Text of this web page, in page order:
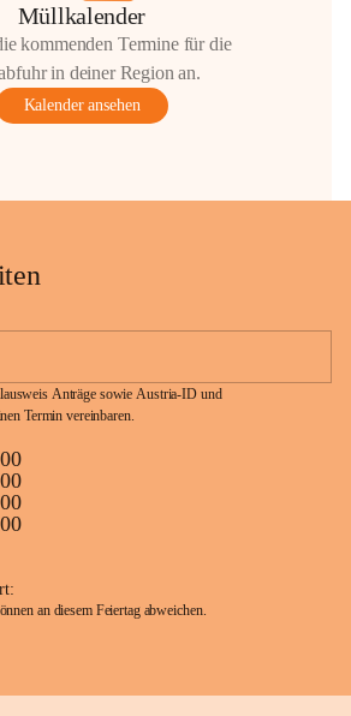
Müllkalender
kommenden Termine für die
in deiner Region an.
Kalender ansehen
Anträge sowie Austria-ID und
Termin vereinbaren.
an diesem Feiertag abweichen.